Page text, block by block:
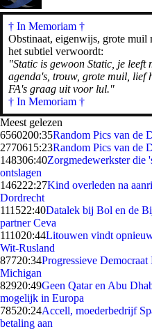
† In Memoriam †
Obstinaat, eigenwijs, grote muil
het subtiel verwoordt:
"Static is gewoon Static, je leeft
agenda's, trouw, grote muil, lief
FA's graag uit voor lul."
† In Memoriam †
Meest gelezen
6560200:35Random Pics van de
2770615:23Random Pics van de
148306:40Zorgmedewerkster die
ontslagen
146222:27Kind overleden na
Dordrecht
111522:40Datalek bij Bol en de
partner Ceva
111020:44Litouwen vindt
Wit-Rusland
87720:34Progressieve
Michigan
82920:49Geen Qatar en Abu
mogelijk in Europa
78520:24Accell, moederbedrijf
betaling aan